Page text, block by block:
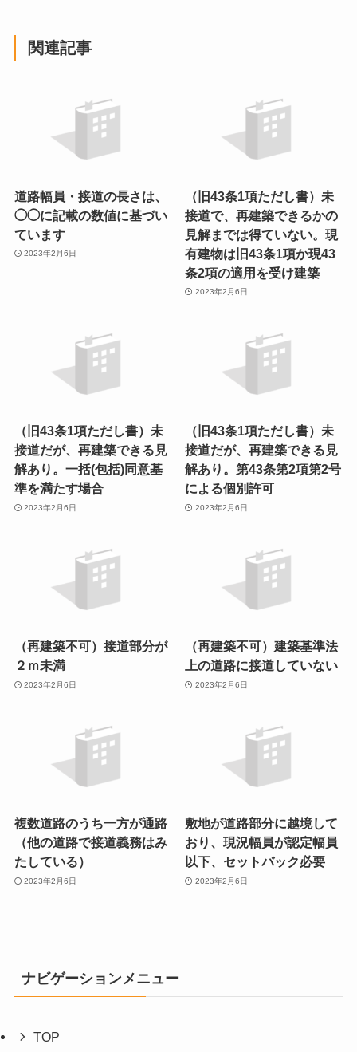
関連記事
道路幅員・接道の長さは、
◯◯に記載の数値に基づい
ています
2023年2月6日
（旧43条1項ただし書）未
接道で、再建築できるかの
見解までは得ていない。現
有建物は旧43条1項か現43
条2項の適用を受け建築
2023年2月6日
（旧43条1項ただし書）未
接道だが、再建築できる見
解あり。一括(包括)同意基
準を満たす場合
2023年2月6日
（旧43条1項ただし書）未
接道だが、再建築できる見
解あり。第43条第2項第2号
による個別許可
2023年2月6日
（再建築不可）接道部分が
２ｍ未満
2023年2月6日
（再建築不可）建築基準法
上の道路に接道していない
2023年2月6日
複数道路のうち一方が通路
（他の道路で接道義務はみ
たしている）
2023年2月6日
敷地が道路部分に越境して
おり、現況幅員が認定幅員
以下、セットバック必要
2023年2月6日
ナビゲーションメニュー
TOP